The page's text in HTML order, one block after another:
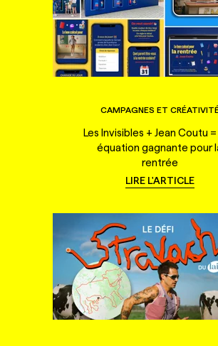
CAMPAGNES ET
Les Invisibles + Jean Coutu
équation gagnante pour
rentrée
LIRE L'ARTICLE